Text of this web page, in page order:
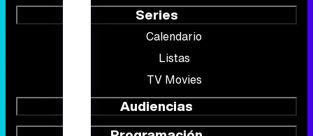
Audiencias
Programación
Vídeos
Fotos
Programas